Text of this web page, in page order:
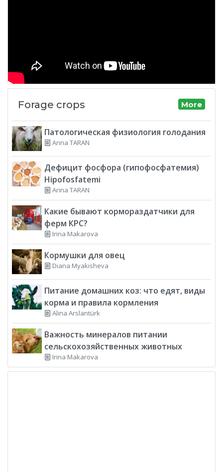
Forage crops More
Патологическая физиология голодания
Arina TARAN
Дефицит фосфора (гипофосфатемия)
Hipofosfatemi
Arina TARAN
Какие бывают кормораздатчики для
ферм КРС?
Irina Makarova
Кормушки для овец
Diana Myakisheva
Питание домашних коз: что едят, виды
корма и правила кормления
Alina Arslantürk
Важность минералов питании
сельскохозяйственных животных
Irina Makarova